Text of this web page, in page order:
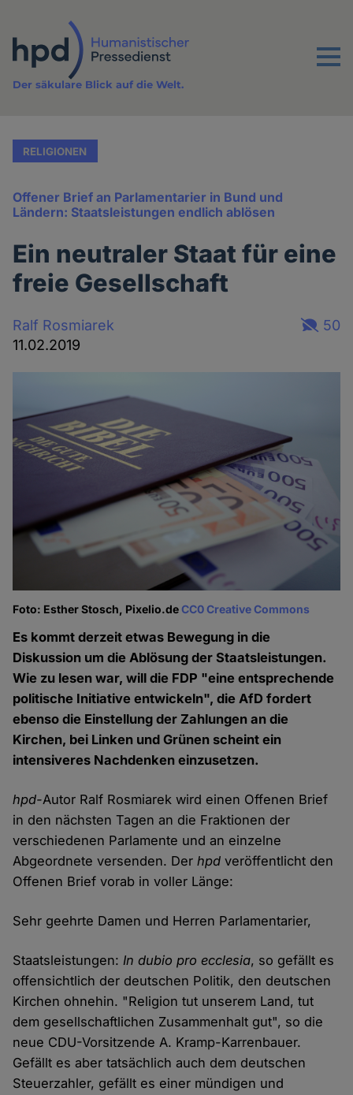
Inhalt
Menu
Der säkulare Blick auf die Welt.
RELIGIONEN
Offener Brief an Parlamentarier in Bund und
Ländern: Staatsleistungen endlich ablösen
Ein neutraler Staat für eine
freie Gesellschaft
Ralf Rosmiarek
11.02.2019
50
Foto: Esther Stosch, Pixelio.deCC0 Creative Commons
Es kommt derzeit etwas Bewegung in die
Diskussion um die Ablösung der Staatsleistungen.
Wie zu lesen war, will die FDP "eine entsprechende
politische Initiative entwickeln", die AfD fordert
ebenso die Einstellung der Zahlungen an die
Kirchen, bei Linken und Grünen scheint ein
intensiveres Nachdenken einzusetzen.
hpd-Autor Ralf Rosmiarek wird einen Offenen Brief
in den nächsten Tagen an die Fraktionen der
verschiedenen Parlamente und an einzelne
Abgeordnete versenden. Derhpd veröffentlicht den
Offenen Brief vorab in voller Länge:
Sehr geehrte Damen und Herren Parlamentarier,
Staatsleistungen:In dubio pro ecclesia, so gefällt es
offensichtlich der deutschen Politik, den deutschen
Kirchen ohnehin. "Religion tut unserem Land, tut
dem gesellschaftlichen Zusammenhalt gut", so die
neue CDU-Vorsitzende A. Kramp-Karrenbauer.
Gefällt es aber tatsächlich auch dem deutschen
Steuerzahler, gefällt es einer mündigen und